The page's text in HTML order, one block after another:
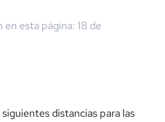
en esta página: 18 de
distancias para las